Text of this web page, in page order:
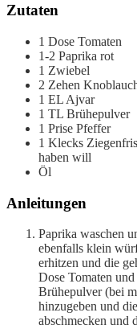
Zutaten
1 Dose Tomaten
1-2 Paprika rot
1 Zwiebel
2 Zehen
1 EL Ajvar
1 TL Brühepulver
1 Prise Pfeffer
1 Klecks
haben will
Öl
Anleitungen
Paprika waschen
ebenfalls klein
erhitzen und die
Dose Tomaten
Brühepulver (bei
hinzugeben und
abschmecken und